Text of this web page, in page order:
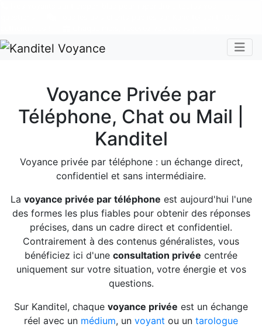
Voyance Privée par
Téléphone, Chat ou Mail |
Kanditel
Voyance privée par téléphone : un échange direct,
confidentiel et sans intermédiaire.
La voyance privée par téléphone est aujourd'hui l'une
des formes les plus fiables pour obtenir des réponses
précises, dans un cadre direct et confidentiel.
Contrairement à des contenus généralistes, vous
bénéficiez ici d'une consultation privée centrée
uniquement sur votre situation, votre énergie et vos
questions.
Sur Kanditel, chaque voyance privée est un échange
réel avec un médium, un voyant ou un tarologue